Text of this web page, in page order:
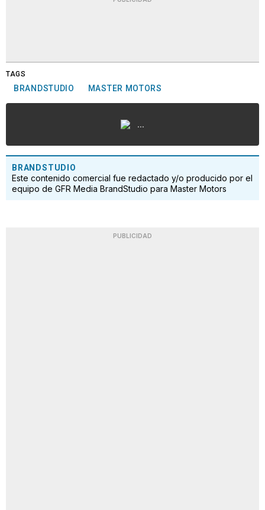
TAGS
BRANDSTUDIO MASTER MOTORS
...
BRANDSTUDIO
Este contenido comercial fue redactado y/o producido por el
equipo de GFR Media BrandStudio para Master Motors
PUBLICIDAD